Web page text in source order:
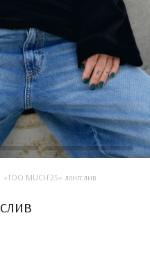
«TOO MUCH’25» лонгслив